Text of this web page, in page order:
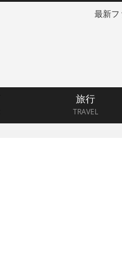
最新フ
旅行
TRAVEL